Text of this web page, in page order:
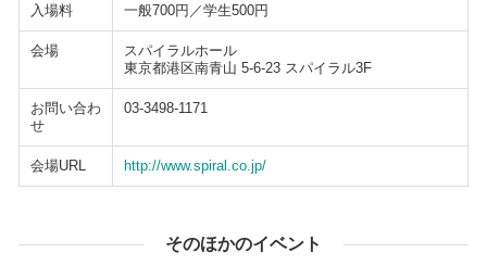
入場料 一般700円／学生500円
会場
スパイラルホール
東京都港区南青山 5-6-23 スパイラル3F
お問い合わ
せ
03-3498-1171
会場URL http://www.spiral.co.jp/
そのほかのイベント